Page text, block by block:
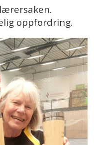
oppfordring.